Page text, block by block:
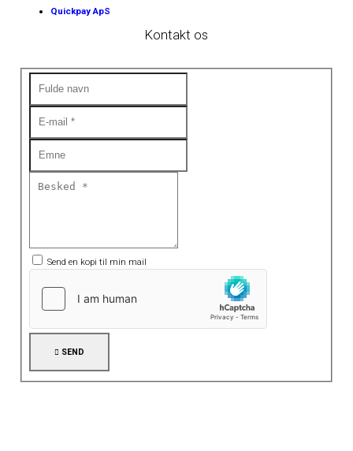
Quickpay ApS
Kontakt os
Send en kopi til min mail
SEND